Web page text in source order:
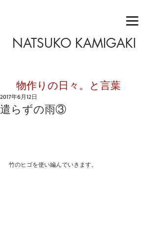
NATSUKO KAMIGAKI
​物作りの日々。と言葉
遣らずの雨③
2017年6月12日
竹のヒゴを使い編んでいきます。